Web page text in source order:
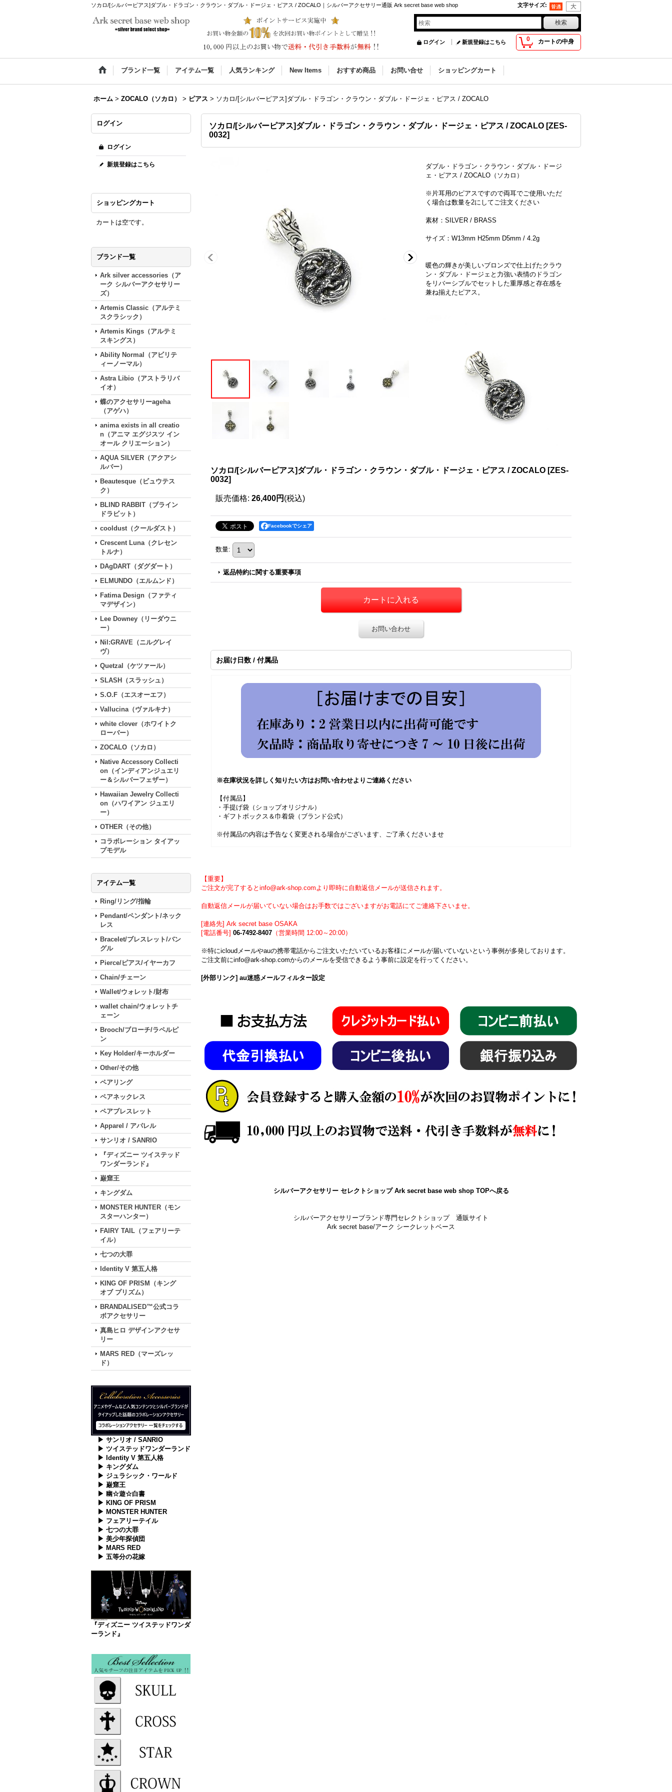
ソカロ/[シルバーピアス]ダブル・ドラゴン・クラウン・ダブル・ドージェ・ピアス / ZOCALO｜シルバーアクセサリー通販 Ark secret base web shop 文字サイズ:
0 カートの中身
ログイン 新規登録はこちら
ブランド一覧 アイテム一覧 人気ランキング New Items おすすめ商品 お問い合せ ショッピングカート
ホーム > ZOCALO（ソカロ） > ピアス > ソカロ/[シルバーピアス]ダブル・ドラゴン・クラウン・ダブル・ドージェ・ピアス / ZOCALO
ログイン
ログイン
新規登録はこちら
ショッピングカート
カートは空です。
ブランド一覧
Ark silver accessories（ア
ーク シルバーアクセサリー
ズ）
Artemis Classic（アルテミ
スクラシック）
Artemis Kings（アルテミ
スキングス）
Ability Normal（アビリテ
ィーノーマル）
Astra Libio（アストラリバ
イオ）
蝶のアクセサリーageha
（アゲハ）
anima exists in all creatio
n（アニマ エグジスツ イン
オール クリエーション）
AQUA SILVER（アクアシ
ルバー）
Beautesque（ビュウテス
ク）
BLIND RABBIT（ブライン
ドラビット）
cooldust（クールダスト）
Crescent Luna（クレセン
トルナ）
DAgDART（ダグダート）
ELMUNDO（エルムンド）
Fatima Design（ファティ
マデザイン）
Lee Downey（リーダウニ
ー）
Nil:GRAVE（ニルグレイ
ヴ）
Quetzal（ケツァール）
SLASH（スラッシュ）
S.O.F（エスオーエフ）
Vallucina（ヴァルキナ）
white clover（ホワイトク
ローバー）
ZOCALO（ソカロ）
Native Accessory Collecti
on（インディアンジュエリ
ー＆シルバーフェザー）
Hawaiian Jewelry Collecti
on（ハワイアン ジュエリ
ー）
OTHER（その他）
コラボレーション タイアッ
プモデル
アイテム一覧
Ring/リング/指輪
Pendant/ペンダント/ネック
レス
Bracelet/ブレスレット/バン
グル
Pierce/ピアス/イヤーカフ
Chain/チェーン
Wallet/ウォレット/財布
wallet chain/ウォレットチ
ェーン
Brooch/ブローチ/ラペルピ
ン
Key Holder/キーホルダー
Other/その他
ペアリング
ペアネックレス
ペアブレスレット
Apparel / アパレル
サンリオ / SANRIO
『ディズニー ツイステッド
ワンダーランド』
巌窟王
キングダム
MONSTER HUNTER（モン
スターハンター）
FAIRY TAIL（フェアリーテ
イル）
七つの大罪
Identity V 第五人格
KING OF PRISM（キング
オブ プリズム）
BRANDALISED™公式コラ
ボアクセサリー
真島ヒロ デザインアクセサ
リー
MARS RED（マーズレッ
ド）
▶ サンリオ / SANRIO
▶ ツイステッドワンダーランド
▶ Identity V 第五人格
▶ キングダム
▶ ジュラシック・ワールド
▶ 巌窟王
▶ 幽☆遊☆白書
▶ KING OF PRISM
▶ MONSTER HUNTER
▶ フェアリーテイル
▶ 七つの大罪
▶ 美少年探偵団
▶ MARS RED
▶ 五等分の花嫁
『ディズニー ツイステッドワンダ
ーランド』
ソカロ/[シルバーピアス]ダブル・ドラゴン・クラウン・ダブル・ドージェ・ピアス / ZOCALO [ZES-
0032]
ダブル・ドラゴン・クラウン・ダブル・ドージ
ェ・ピアス / ZOCALO（ソカロ）
※片耳用のピアスですので両耳でご使用いただ
く場合は数量を2にしてご注文ください
素材：SILVER / BRASS
サイズ：W13mm H25mm D5mm / 4.2g
暖色の輝きが美しいブロンズで仕上げたクラウ
ン・ダブル・ドージェと力強い表情のドラゴン
をリバーシブルでセットした重厚感と存在感を
兼ね揃えたピアス。
ソカロ/[シルバーピアス]ダブル・ドラゴン・クラウン・ダブル・ドージェ・ピアス / ZOCALO [ZES-
0032]
販売価格: 26,400円 (税込)
Facebookでシェア
数量:
返品特約に関する重要事項
お問い合わせ
お届け日数 / 付属品
※在庫状況を詳しく知りたい方はお問い合わせよりご連絡ください
【付属品】
・手提げ袋（ショップオリジナル）
・ギフトボックス＆巾着袋（ブランド公式）
※付属品の内容は予告なく変更される場合がございます、ご了承くださいませ
【重要】
ご注文が完了するとinfo@ark-shop.comより即時に自動返信メールが送信されます。
自動返信メールが届いていない場合はお手数ではございますがお電話にてご連絡下さいませ。
[連絡先] Ark secret base OSAKA
[電話番号] 06-7492-8407 （営業時間 12:00～20:00）
※特にicloudメールやauの携帯電話からご注文いただいているお客様にメールが届いていないという事例が多発しております。
ご注文前にinfo@ark-shop.comからのメールを受信できるよう事前に設定を行ってください。
[外部リンク] au迷惑メールフィルター設定
シルバーアクセサリー セレクトショップ Ark secret base web shop TOPへ戻る
シルバーアクセサリーブランド専門セレクトショップ 通販サイト
Ark secret base/アーク シークレットベース